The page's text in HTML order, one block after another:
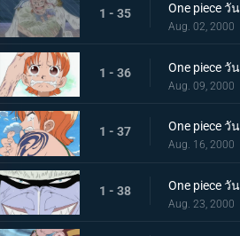
1 - 35
Aug. 02, 2000
1 - 36
Aug. 09, 2000
1 - 37
Aug. 16, 2000
1 - 38
Aug. 23, 2000